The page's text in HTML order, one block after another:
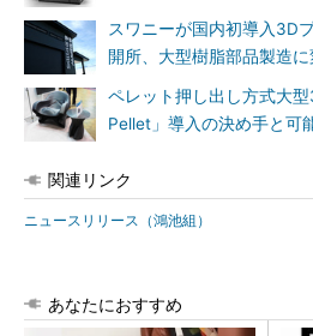
スワニーが国内初導入3D
開所、大型樹脂部品製造
ペレット押し出し方式大
Pellet」導入の決め手と可
関連リンク
ニュースリリース（鴻池組）
あなたにおすすめ